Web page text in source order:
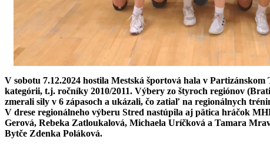
V sobotu 7.12.2024 hostila Mestská športová hala v
kategórii, t.j. ročníky 2010/2011. Výbery zo štyroch regiónov
zmerali sily v 6 zápasoch a ukázali, čo zatiaľ na regionálnych
V drese regionálneho výberu Stred nastúpila aj pätica hráčok
Gerová, Rebeka Zatloukalová, Michaela Uríčková a Tamara
Bytče Zdenka Poláková.